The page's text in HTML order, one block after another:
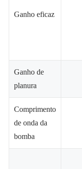
Ganho eficaz
Ganho de
planura
Comprimento
de onda da
bomba